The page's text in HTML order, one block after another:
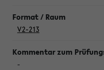
V2-213
-